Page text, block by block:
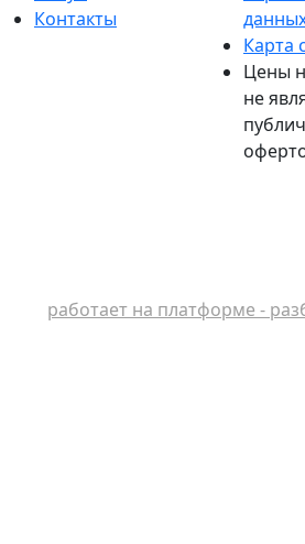
Контакты
Карта
Цены
не
работает на платформе -